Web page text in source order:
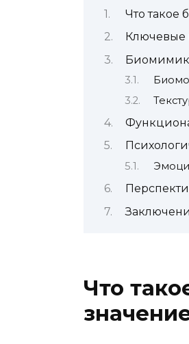
Что
Что